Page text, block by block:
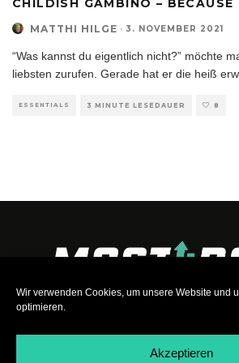
Wir verwenden Cookies, um unsere Website und
optimieren.
Akzeptieren
CHILDISH GAMBINO – BECAUSE
MATTHI HILGE · 3. NOVEMBER 2021
“Was kannst du eigentlich nicht?” möchte
liebsten zurufen. Gerade hat er die heiß
ESSENTIALS 3 MINUTE LESEDAUER 8